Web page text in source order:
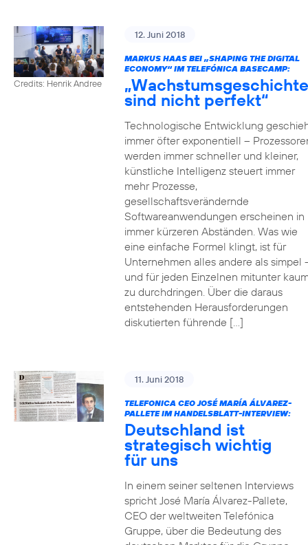
Credits: Henrik Andree
12. Juni 2018
MARKUS HAAS BEI „SHAPING THE DIGITAL
ECONOMY“ IM TELEFÓNICA BASECAMP:
sind nicht perfekt“
Technologische Entwicklung
immer öfter exponentiell –
werden immer schneller und kleiner,
künstliche Intelligenz steuert immer
mehr Prozesse,
gesellschaftsverändernde
Softwareanwendungen erscheinen in
immer kürzeren Abständen. Was wie
eine einfache Formel klingt, ist für
Unternehmen alles andere als simpel
und für jeden Einzelnen mitunter
zu durchdringen. Über die daraus
entstehenden Herausforderungen
diskutierten führende […]
11. Juni 2018
TELEFONICA CEO JOSÉ MARÍA ÁLVAREZ-
PALLETE IM HANDELSBLATT-INTERVIEW:
Deutschland ist
strategisch wichtig
für uns
In einem seiner seltenen Interviews
spricht José María Álvarez-Pallete,
CEO der weltweiten Telefónica
Gruppe, über die Bedeutung des